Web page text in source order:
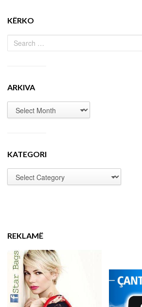
KËRKO
ARKIVA
KATEGORI
REKLAMË